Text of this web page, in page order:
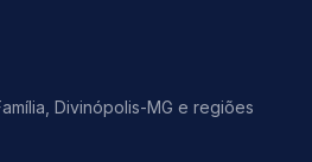
Divinópolis-MG e regiões